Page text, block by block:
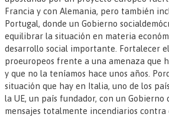
Francia y con Alemania, pero también
Portugal, donde un Gobierno
equilibrar la situación en materia
desarrollo social importante. Fortalecer
proeuropeos frente a una amenaza que
y que no la teníamos hace unos años.
situación que hay en Italia, uno de los
la UE, un país fundador, con un Gobierno
mensajes totalmente incendiarios contra